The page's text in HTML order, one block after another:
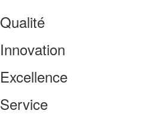
Qualité
Innovation
Excellence
Service